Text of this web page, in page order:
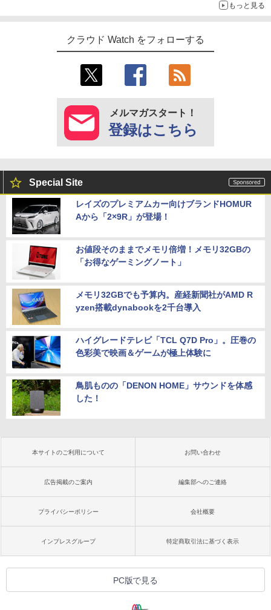
もっと見る
クラウド Watch をフォローする
メルマガスタート！
登録はこちら
Special Site
レイズのプレミアムカー向けブランドHOMUR
Aから「2×9R」が登場！
お値段そのままでメモリ倍増！メモリ32GBの
「お得なゲーミングノート」
メモリ32GBでも予算内。産経新聞社がAMD R
yzen搭載dynabookを2千台導入
ハイグレードテレビ「TCL Q7D Pro」。圧巻の
色彩美で映画＆ゲームが極上体験に
鳥肌ものの「DENON HOME」サウンドを体感
した！
本サイトのご利用について お問い合わせ
広告掲載のご案内 編集部へのご連絡
プライバシーポリシー 会社概要
インプレスグループ 特定商取引法に基づく表示
PC版で見る